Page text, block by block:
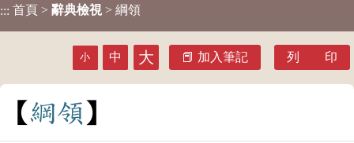
::: 首頁 > 辭典檢視 > 綱領
小 中 大 加入筆記 列 印
綱領